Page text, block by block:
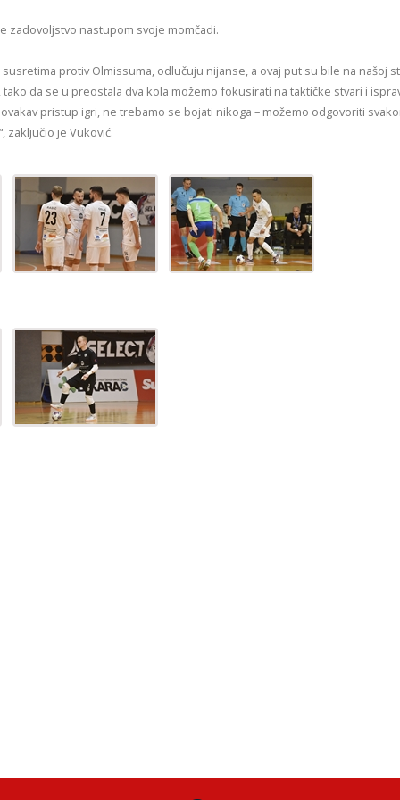
zadovoljstvo nastupom svoje momčadi.
protiv Olmissuma, odlučuju nijanse, a ovaj put su bile na našoj
da se u preostala dva kola možemo fokusirati na taktičke stvari i
pristup igri, ne trebamo se bojati nikoga – možemo odgovoriti
zaključio je Vuković.